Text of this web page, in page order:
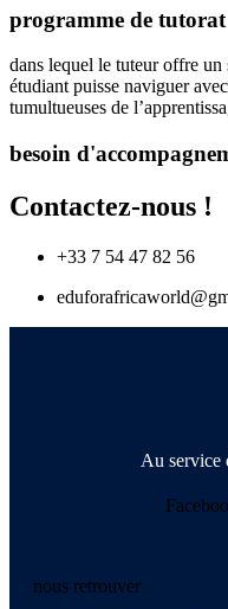
programme de tutorat
dans lequel le tuteur offre un
étudiant puisse naviguer
tumultueuses de
besoin
Contactez-nous !
+33 7 54 47 82 56
Au service
nous retrouver